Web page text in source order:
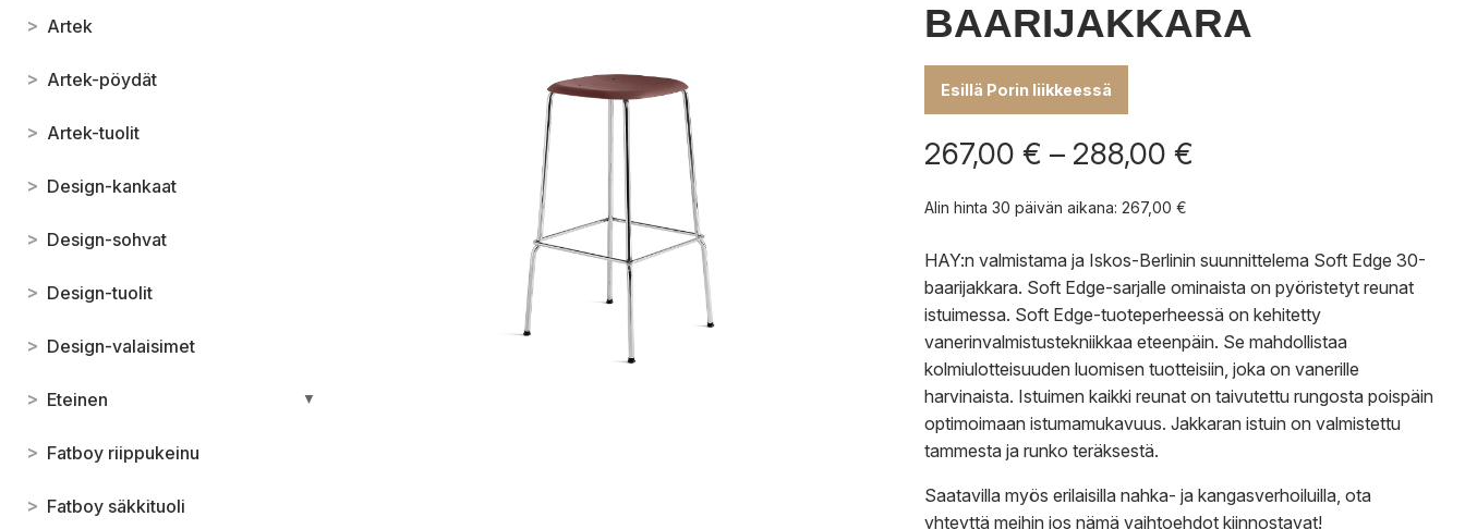
> Artek
> Artek-pöydät
> Artek-tuolit
> Design-kankaat
> Design-sohvat
> Design-tuolit
> Design-valaisimet
> Eteinen ▼
> Fatboy riippukeinu
> Fatboy säkkituoli
BAARIJAKKARA
Esillä Porin liikkeessä
267,00 € – 288,00 €
Alin hinta 30 päivän aikana: 267,00 €
HAY:n valmistama ja Iskos-Berlinin suunnittelema Soft Edge 30-
baarijakkara. Soft Edge-sarjalle ominaista on pyöristetyt reunat
istuimessa. Soft Edge-tuoteperheessä on kehitetty
vanerinvalmistustekniikkaa eteenpäin. Se mahdollistaa
kolmiulotteisuuden luomisen tuotteisiin, joka on vanerille
harvinaista. Istuimen kaikki reunat on taivutettu rungosta poispäin
optimoimaan istumamukavuus. Jakkaran istuin on valmistettu
tammesta ja runko teräksestä.
Saatavilla myös erilaisilla nahka- ja kangasverhoiluilla, ota
yhteyttä meihin jos nämä vaihtoehdot kiinnostavat!